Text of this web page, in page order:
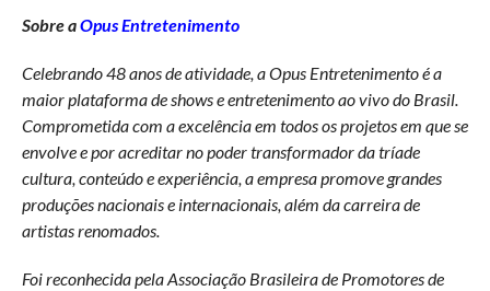
Sobre aOpus Entretenimento
Celebrando 48 anos de atividade, a Opus Entretenimento é a
maior plataforma de shows e entretenimento ao vivo do Brasil.
Comprometida com a excelência em todos os projetos em que se
envolve e por acreditar no poder transformador da tríade
cultura, conteúdo e experiência, a empresa promove grandes
produções nacionais e internacionais, além da carreira de
artistas renomados.
Foi reconhecida pela Associação Brasileira de Promotores de